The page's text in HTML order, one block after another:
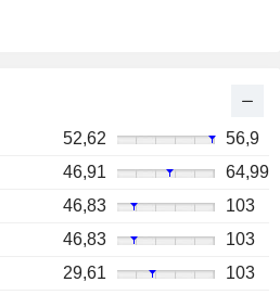
52,62
56,9
46,91
64,99
46,83
103
46,83
103
29,61
103